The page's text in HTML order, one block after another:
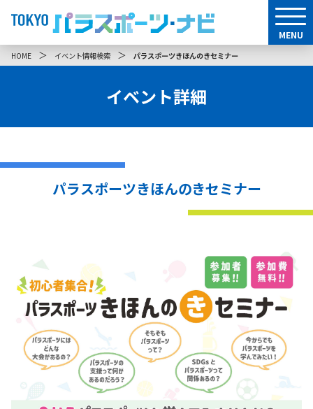
MENU
HOME ＞ イベント情報検索 ＞ パラスポーツきほんのきセミナー
イベント詳細
パラスポーツきほんのきセミナー